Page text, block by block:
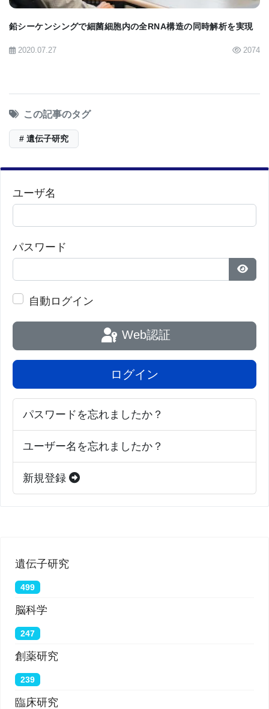
Pitt Public Healthのシニア・アソシエイト・ディー
ン・フェインゴールド博士は次のように述べていま
す。「耳たぶの付着に影響を及ぼすことがわかって
この研究に貢献した追加機関は、中国科学アカデミ
ーである。ロンドン大学。ペルーのUniversidad
デ・ド・ソル大学、メキシコのUNAM-Instituto
Nacional de MedicinaGenómica;チリ大学;コロンビ
アのアンティオキア大学;アルゼンチンのパタゴニ
コ・デ・シエンチャス・ソシエス・アンド・ヒュー
マナス（InstitutoPatagónicode Ciencias）セントル
イス大学; McGovern Medical University of Texas;
アイオワ大学;中国の復旦大学;シアトル児童研究所ワ
シントン大学;オーストラリアのモナッシュ大学。フ
ランスのAix-Marseille Universityなどがあります。
【BioQuick News：Earlobe Attachment
Characteristic Involves at Least 49 Genes,
University of Pittsburgh-Led Study Including
23andMe Data Shows】
鉛シーケンシングで細菌細胞内の全RNA構造の同時解析を実現
2020.07.27 2074
この記事のタグ
# 遺伝子研究
ユーザ名
パスワード
パス
自動ログイン
Web認証
ログイン
パスワードを忘れましたか？
ユーザー名を忘れましたか？
新規登録
遺伝子研究
499
脳科学
247
創薬研究
239
臨床研究